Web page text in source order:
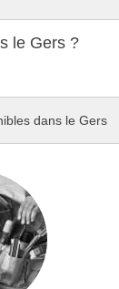
le Gers ?
dans le Gers